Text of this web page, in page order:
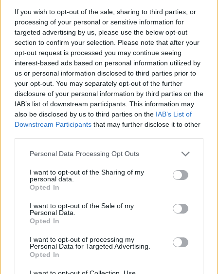
If you wish to opt-out of the sale, sharing to third parties, or
processing of your personal or sensitive information for
targeted advertising by us, please use the below opt-out
section to confirm your selection. Please note that after your
opt-out request is processed you may continue seeing
interest-based ads based on personal information utilized by
us or personal information disclosed to third parties prior to
your opt-out. You may separately opt-out of the further
disclosure of your personal information by third parties on the
IAB’s list of downstream participants. This information may
also be disclosed by us to third parties on the IAB’s List of
Downstream Participants that may further disclose it to other
Please note that this website/app uses one or more Google
not limited to your visit or usage behaviour. You may click to
grant or deny consent to Google and its third-party tags to
use your data for below specified purposes in below Google
consent section.
Personal Data Processing Opt Outs
I want to opt-out of the Sharing of my
personal data.
Opted In
I want to opt-out of the Sale of my
Personal Data.
Opted In
I want to opt-out of processing my
Personal Data for Targeted Advertising.
Opted In
2026.08.05. Horváth Zsolt
egy nagy kiterjedésű tűzeset miatt több egységnek is...
Kék hírek